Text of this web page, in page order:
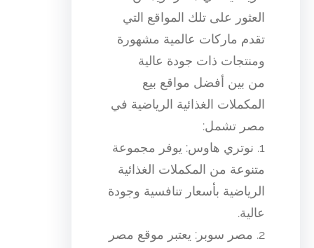
العثور على تلك المواقع التي
تقدم ماركات عالمية مشهورة
ومنتجات ذات جودة عالية
من بين أفضل مواقع بيع
المكملات الغذائية الرياضية في
مصر تشمل:
1. نوتري هاوس: يوفر مجموعة
متنوعة من المكملات الغذائية
الرياضية بأسعار تنافسية وجودة
عالية.
2. مصر سوبر: يعتبر موقع مصر